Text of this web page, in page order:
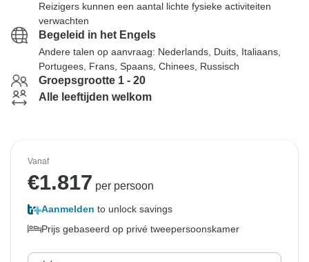
Reizigers kunnen een aantal lichte fysieke activiteiten
verwachten
Begeleid in het Engels
Andere talen op aanvraag: Nederlands, Duits, Italiaans,
Portugees, Frans, Spaans, Chinees, Russisch
Groepsgrootte 1 - 20
Alle leeftijden welkom
Vanaf
€1.817 per persoon
Aanmelden to unlock savings
Prijs gebaseerd op privé tweepersoonskamer